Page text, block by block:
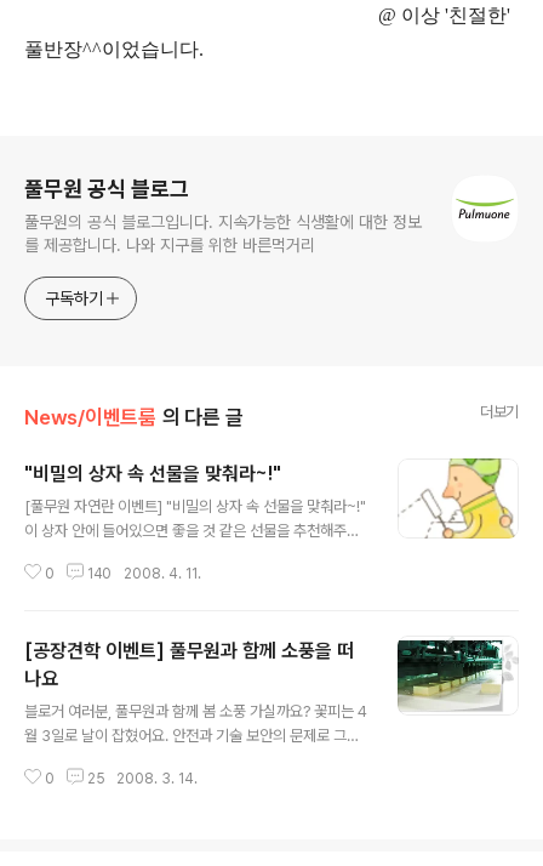
@ 이상 '친절한'
풀반장^^이었습니다.
풀무원 공식 블로그
풀무원의 공식 블로그입니다. 지속가능한 식생활에 대한 정보
를 제공합니다. 나와 지구를 위한 바른먹거리
구독하기
News/이벤트룸 의 다른 글 더보기
"비밀의 상자 속 선물을 맞춰라~!"
[풀무원 자연란 이벤트] "비밀의 상자 속 선물을 맞춰라~!"
이 상자 안에 들어있으면 좋을 것 같은 선물을 추천해주세
^ ^ 바로 요 상자를 블로거 여러분에게 드립니다! 물론 그냥
계란 담당 PM인 ‘L’양께서 “4월 중순쯤에 OO마트에서 자
연란 깜짝 이벤트를 열 계획”이라고 귀띔해 주시면서 이벤
트 때 고객들에게 나눠드릴 선물을 저희 블로그를 방문하
는 블로거들을 위해 특별히 50개 한정으로 제공하셨습니
공개 댓글과 함께 블로그 주소 남겨주시면 감사하겠습니
0 140 2008. 4. 11.
[공장견학 이벤트] 풀무원과 함께 소풍을 떠
나요
블로거 여러분, 풀무원과 함께 봄 소풍 가실까요? 꽃피는 4
월 3일로 날이 잡혔어요. 안전과 기술 보안의 문제로 그동
무원은 뭐든지 다른데, 공장도 다르겠지? "이렇게 생각하
0 25 2008. 3. 14.